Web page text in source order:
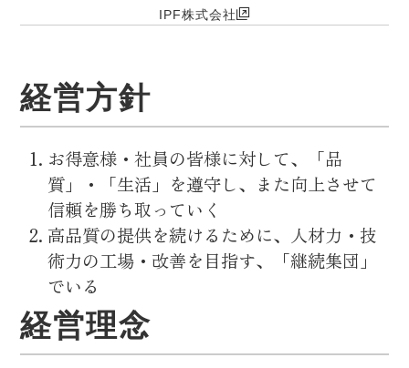
IPF株式会社
経営方針
お得意様・社員の皆様に対して、「品
質」・「生活」を遵守し、また向上させて
信頼を勝ち取っていく
高品質の提供を続けるために、人材力・技
術力の工場・改善を目指す、「継続集団」
でいる
経営理念